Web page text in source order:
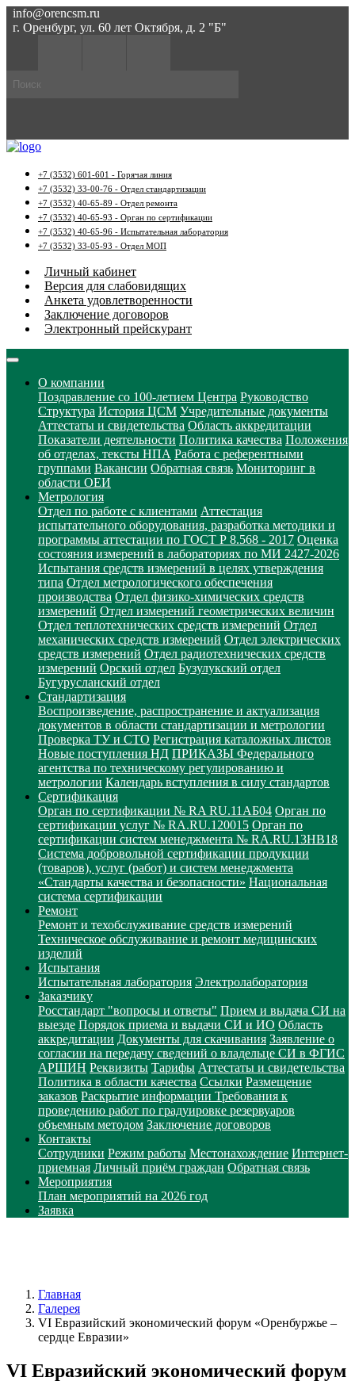
info@orencsm.ru
г. Оренбург, ул. 60 лет Октября, д. 2 "Б"
+7 (3532) 601-601 - Горячая линия
+7 (3532) 33-00-76 - Отдел стандартизации
+7 (3532) 40-65-89 - Отдел ремонта
+7 (3532) 40-65-93 - Орган по сертификации
+7 (3532) 40-65-96 - Испытательная лаборатория
+7 (3532) 33-05-93 - Отдел МОП
Личный кабинет
Версия для слабовидящих
Анкета удовлетворенности
Заключение договоров
Электронный прейскурант
О компании
Поздравление со 100-летием Центра Руководство
Структура История ЦСМ Учредительные документы
Аттестаты и свидетельства Область аккредитации
Показатели деятельности Политика качества Положения
об отделах, тексты НПА Работа с референтными
группами Вакансии Обратная связь Мониторинг в
области ОЕИ
Метрология
Отдел по работе с клиентами Аттестация
испытательного оборудования, разработка методики и
программы аттестации по ГОСТ Р 8.568 - 2017 Оценка
состояния измерений в лабораториях по МИ 2427-2026
Испытания средств измерений в целях утверждения
типа Отдел метрологического обеспечения
производства Отдел физико-химических средств
измерений Отдел измерений геометрических величин
Отдел теплотехнических средств измерений Отдел
механических средств измерений Отдел электрических
средств измерений Отдел радиотехнических средств
измерений Орский отдел Бузулукский отдел
Бугурусланский отдел
Стандартизация
Воспроизведение, распространение и актуализация
документов в области стандартизации и метрологии
Проверка ТУ и СТО Регистрация каталожных листов
Новые поступления НД ПРИКАЗЫ Федерального
агентства по техническому регулированию и
метрологии Календарь вступления в силу стандартов
Сертификация
Орган по сертификации № RA RU.11АБ04 Орган по
сертификации услуг № RA.RU.120015 Орган по
сертификации систем менеджмента № RA.RU.13HB18
Система добровольной сертификации продукции
(товаров), услуг (работ) и систем менеджмента
«Стандарты качества и безопасности» Национальная
система сертификации
Ремонт
Ремонт и техобслуживание средств измерений
Техническое обслуживание и ремонт медицинских
изделий
Испытания
Испытательная лаборатория Электролаборатория
Заказчику
Росстандарт "вопросы и ответы" Прием и выдача СИ на
выезде Порядок приема и выдачи СИ и ИО Область
аккредитации Документы для скачивания Заявление о
согласии на передачу сведений о владельце СИ в ФГИС
АРШИН Реквизиты Тарифы Аттестаты и свидетельства
Политика в области качества Ссылки Размещение
заказов Раскрытие информации Требования к
проведению работ по градуировке резервуаров
объемным методом Заключение договоров
Контакты
Сотрудники Режим работы Местонахождение Интернет-
приемная Личный приём граждан Обратная связь
Мероприятия
План мероприятий на 2026 год
Заявка
Главная
Галерея
VI Евразийский экономический форум «Оренбуржье –
сердце Евразии»
VI Евразийский экономический форум